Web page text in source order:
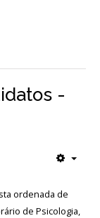
-
ordenada de
de Psicologia,